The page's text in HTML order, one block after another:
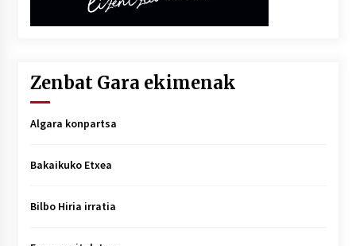
Zenbat Gara ekimenak
Algara konpartsa
Bakaikuko Etxea
Bilbo Hiria irratia